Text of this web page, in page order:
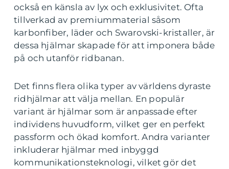
också en känsla av lyx och exklusivitet. Ofta
tillverkad av premiummaterial såsom
karbonfiber, läder och Swarovski-kristaller, är
dessa hjälmar skapade för att imponera både
på och utanför ridbanan.
Det finns flera olika typer av världens dyraste
ridhjälmar att välja mellan. En populär
variant är hjälmar som är anpassade efter
individens huvudform, vilket ger en perfekt
passform och ökad komfort. Andra varianter
inkluderar hjälmar med inbyggd
kommunikationsteknologi, vilket gör det